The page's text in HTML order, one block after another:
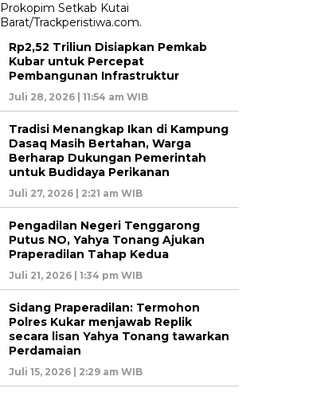
Rp2,52 Triliun Disiapkan Pemkab
Kubar untuk Percepat
Pembangunan Infrastruktur
Juli 28, 2026 | 11:54 am WIB
Tradisi Menangkap Ikan di Kampung
Dasaq Masih Bertahan, Warga
Berharap Dukungan Pemerintah
untuk Budidaya Perikanan
Juli 27, 2026 | 2:21 am WIB
Pengadilan Negeri Tenggarong
Putus NO, Yahya Tonang Ajukan
Praperadilan Tahap Kedua
Juli 21, 2026 | 1:34 pm WIB
Sidang Praperadilan: Termohon
Polres Kukar menjawab Replik
secara lisan Yahya Tonang tawarkan
Perdamaian
Juli 15, 2026 | 2:29 am WIB